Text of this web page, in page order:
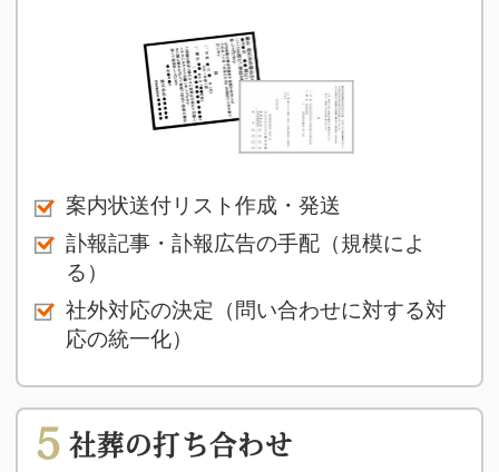
案内状送付リスト作成・発送
訃報記事・訃報広告の手配（規模によ
る）
社外対応の決定（問い合わせに対する対
応の統一化）
5 社葬の打ち合わせ